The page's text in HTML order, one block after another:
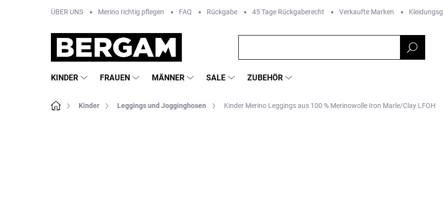
ÜBER UNS Merino richtig pflegen FAQ Rückgabe 45 Tage Rückgaberecht Verkaufte Marken
KINDER FRAUEN MÄNNER SALE ZUBEHÖR
Startseite
Kinder Leggings und Jogginghosen Kinder Merino Leggings aus 100 % Merinowolle Iron Marle/Clay LFOH